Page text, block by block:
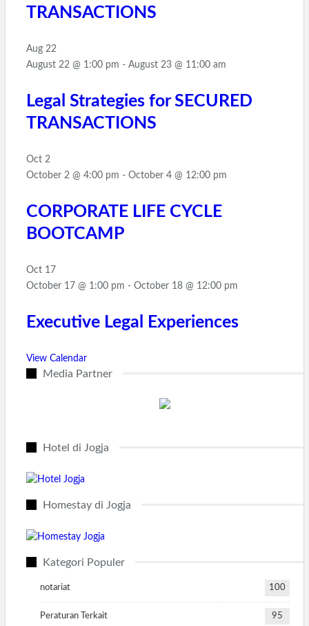
TRANSACTIONS
Aug 22
August 22 @ 1:00 pm - August 23 @ 11:00 am
Legal Strategies for SECURED
TRANSACTIONS
Oct 2
October 2 @ 4:00 pm - October 4 @ 12:00 pm
CORPORATE LIFE CYCLE
BOOTCAMP
Oct 17
October 17 @ 1:00 pm - October 18 @ 12:00 pm
Executive Legal Experiences
View Calendar
Media Partner
Hotel di Jogja
Homestay di Jogja
Kategori Populer
notariat 100
Peraturan Terkait 95